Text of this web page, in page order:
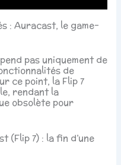
: Auracast, le game-
pas uniquement de
de
ce point, la Flip 7
rendant la
obsolète pour
(Flip 7) : la fin d’une